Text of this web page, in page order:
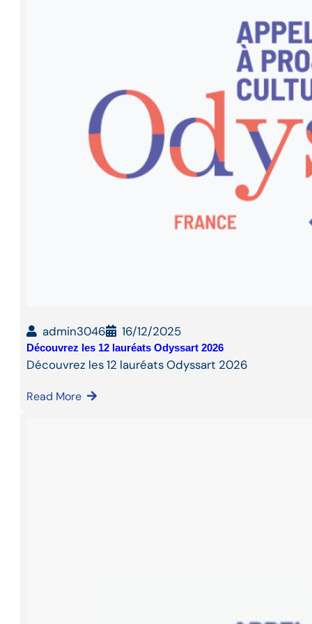
admin3046 16/12/2025
Découvrez les 12 lauréats Odyssart 2026
Découvrez les 12 lauréats Odyssart 2026
Read More